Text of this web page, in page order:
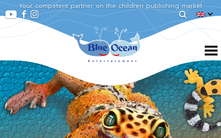
Your competent partner on the children publishing market